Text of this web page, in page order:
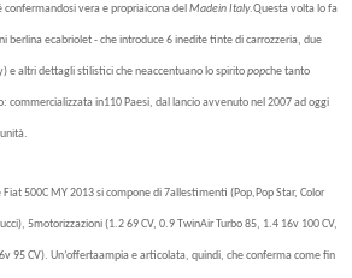
vera e propriaicona del Madein Italy.Questa volta lo fa
berlina ecabriolet - che introduce 6 inedite tinte di carrozzeria, due
e altri dettagli stilistici che neaccentuano lo spiritopopche tanto
commercializzata in110 Paesi, dal lancio avvenuto nel 2007 ad oggi
500C MY 2013 si compone di 7allestimenti (Pop,Pop Star, Color
5motorizzazioni (1.2 69 CV, 0.9 TwinAir Turbo 85, 1.4 16v 100 CV,
95 CV). Un’offertaampia e articolata, quindi, che conferma come fin